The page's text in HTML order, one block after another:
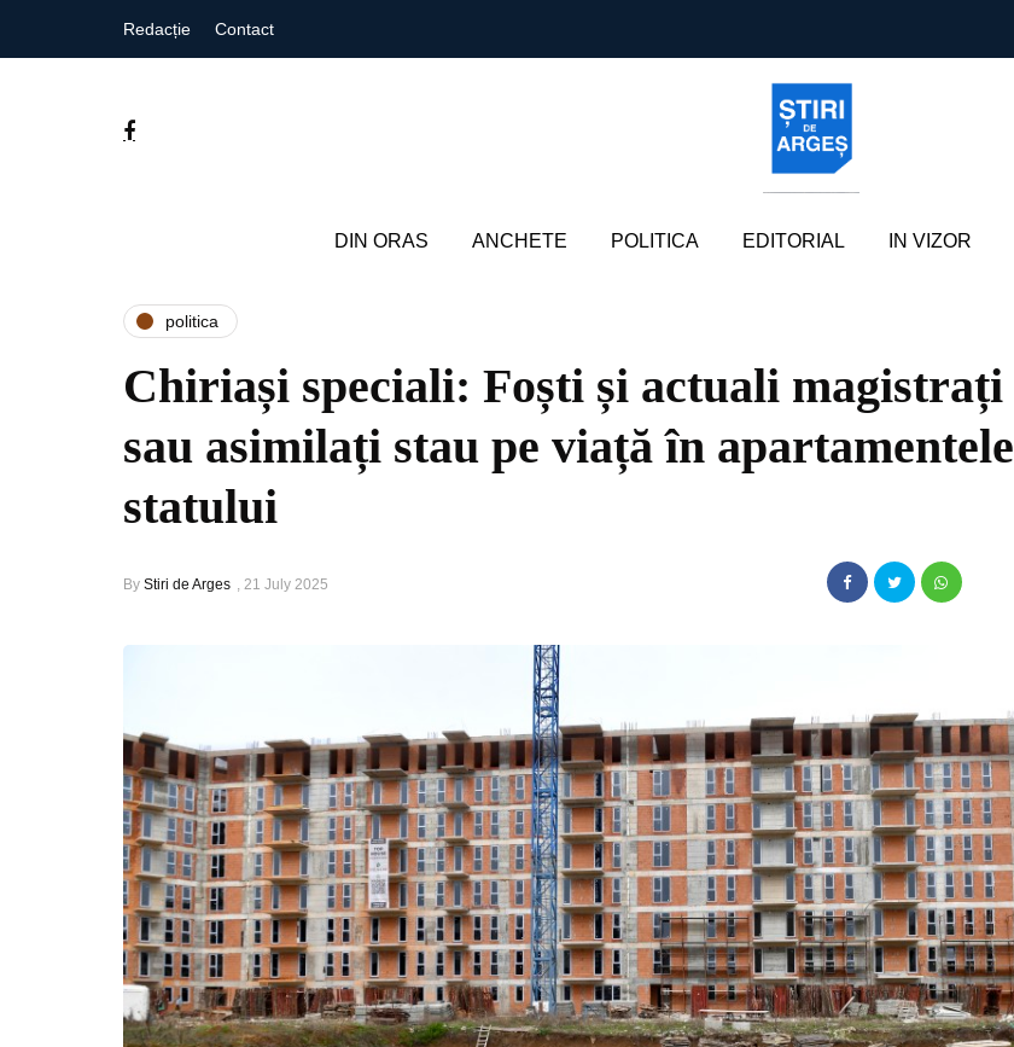
Redacție Contact
DIN ORAS ANCHETE POLITICA EDITORIAL IN VIZOR
politica
Chiriași speciali: Foști și actuali magistrați
sau asimilați stau pe viață în apartamentele
statului
By Stiri de Arges , 21 July 2025